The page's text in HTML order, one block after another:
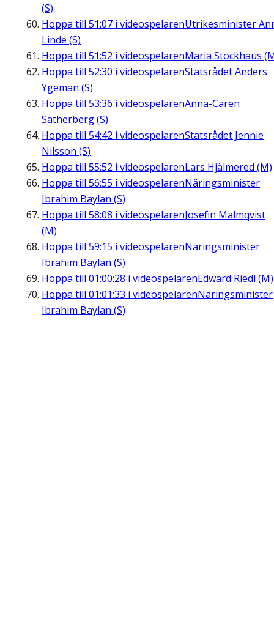
(S)
Hoppa till 51:07 i videospelarenUtrikesminister
Linde (S)
Hoppa till 51:52 i videospelarenMaria Stockhaus
Hoppa till 52:30 i videospelarenStatsrådet Anders
Ygeman (S)
Hoppa till 53:36 i videospelarenAnna-Caren
Sätherberg (S)
Hoppa till 54:42 i videospelarenStatsrådet Jennie
Nilsson (S)
Hoppa till 55:52 i videospelarenLars Hjälmered (M)
Hoppa till 56:55 i videospelarenNäringsminister
Ibrahim Baylan (S)
Hoppa till 58:08 i videospelarenJosefin Malmqvist
(M)
Hoppa till 59:15 i videospelarenNäringsminister
Ibrahim Baylan (S)
Hoppa till 01:00:28 i videospelarenEdward Riedl (M)
Hoppa till 01:01:33 i videospelarenNäringsminister
Ibrahim Baylan (S)